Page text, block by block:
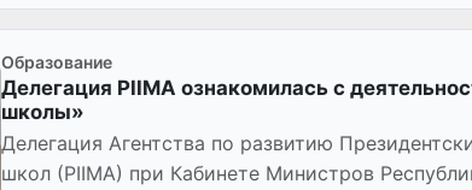
Образование
Делегация PIIMA ознакомилась с
школы»
Делегация Агентства по развитию
школ (PIIMA) при Кабинете Министров